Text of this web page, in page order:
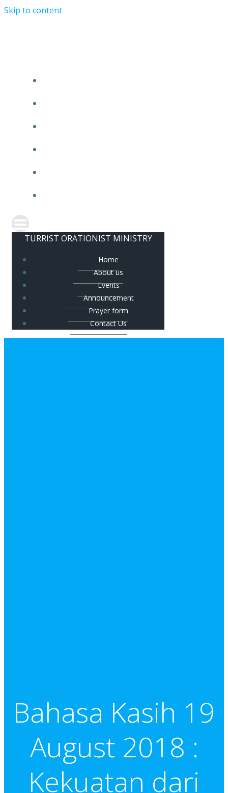
Skip to content
TURRIST ORATIONIST MINISTRY
Home
About us
Events
Announcement
Prayer form
Contact Us
Bahasa Kasih 19
August 2018 :
Kekuatan dari